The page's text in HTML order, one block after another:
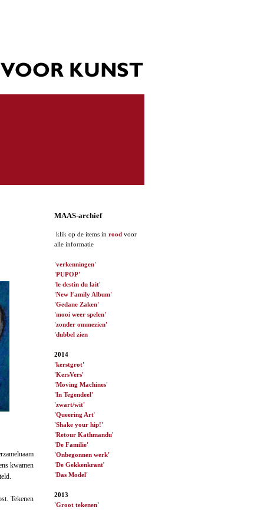
kwamen
Tekenen
MAAS-archief
klik op de items in rood voor
alle informatie
'verkenningen'
'PUPOP'
'le destin du lait'
'New Family Album'
'Gedane Zaken'
'mooi weer spelen'
'zonder ommezien'
'dubbel zien
2014
'kerstgrot'
'KersVers'
'Moving Machines'
'In Tegendeel'
'zwart/wit'
'Queering Art'
'Shake your hip!'
'Retour Kathmandu'
'De Familie'
'Onbegonnen werk'
'De Gekkenkrant'
'Das Model'
2013
'Groot tekenen'